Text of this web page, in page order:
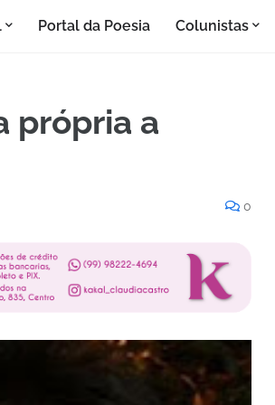
Portal da Poesia Colunistas
própria a
0